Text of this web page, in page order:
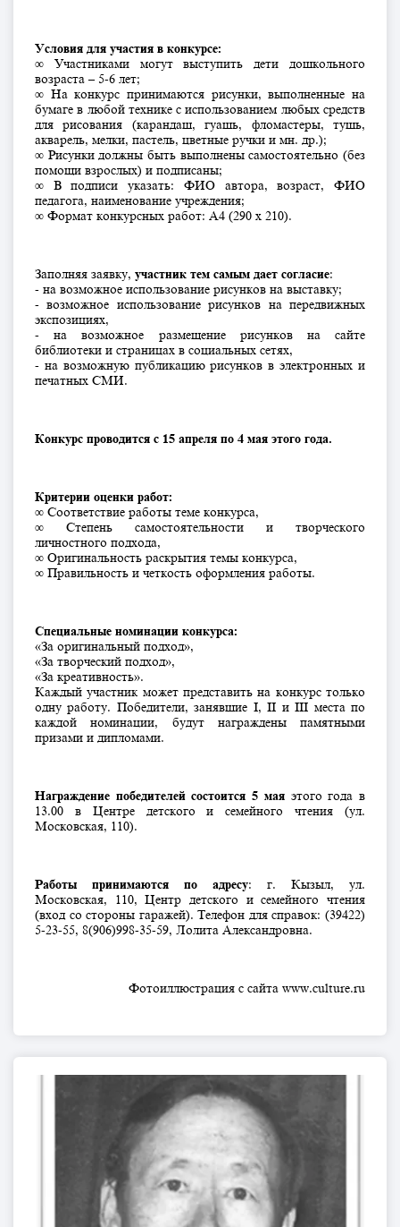
Условия для участия в конкурсе:
∞ Участниками могут выступить дети дошкольного
возраста – 5-6 лет;
∞ На конкурс принимаются рисунки, выполненные на
бумаге в любой технике с использованием любых средств
для рисования (карандаш, гуашь, фломастеры, тушь,
акварель, мелки, пастель, цветные ручки и мн. др.);
∞ Рисунки должны быть выполнены самостоятельно (без
помощи взрослых) и подписаны;
∞ В подписи указать: ФИО автора, возраст, ФИО
педагога, наименование учреждения;
∞ Формат конкурсных работ: А4 (290 х 210).
Заполняя заявку, участник тем самым дает согласие:
- на возможное использование рисунков на выставку;
- возможное использование рисунков на передвижных
экспозициях,
- на возможное размещение рисунков на сайте
библиотеки и страницах в социальных сетях,
- на возможную публикацию рисунков в электронных и
печатных СМИ.
Конкурс проводится с 15 апреля по 4 мая этого года.
Критерии оценки работ:
∞ Соответствие работы теме конкурса,
∞ Степень самостоятельности и творческого
личностного подхода,
∞ Оригинальность раскрытия темы конкурса,
∞ Правильность и четкость оформления работы.
Специальные номинации конкурса:
«За оригинальный подход»,
«За творческий подход»,
«За креативность».
Каждый участник может представить на конкурс только
одну работу. Победители, занявшие I, II и III места по
каждой номинации, будут награждены памятными
призами и дипломами.
Награждение победителей состоится 5 маяэтого года в
13.00 в Центре детского и семейного чтения (ул.
Московская, 110).
Работы принимаются по адресу: г. Кызыл, ул.
Московская, 110, Центр детского и семейного чтения
(вход со стороны гаражей). Телефон для справок: (39422)
5-23-55, 8(906)998-35-59, Лолита Александровна.
Фотоиллюстрация с сайта www.culture.ru